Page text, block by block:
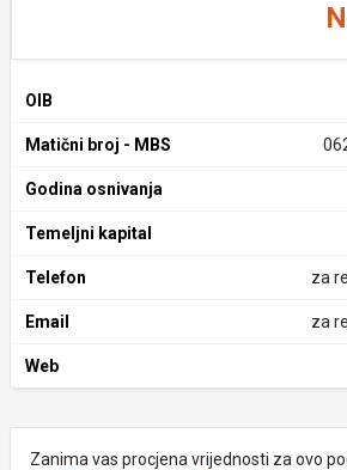
OIB
Matični broj - MBS
Godina osnivanja
Temeljni kapital
Telefon za
Email za
Web
Zanima vas procjena vrijednosti za ovo